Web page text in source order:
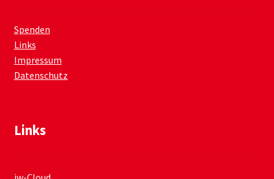
Spenden
Links
Impressum
Datenschutz
Links